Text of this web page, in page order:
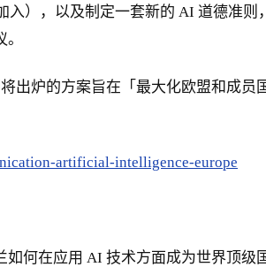
），以及制定一套新的 AI 道德准
出炉的方案旨在「最大化欧盟和成
artificial-intelligence-europe
何在应用 AI 技术方面成为世界顶